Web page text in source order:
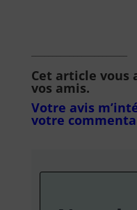
Cet article vous
vos amis.
Votre avis
votre